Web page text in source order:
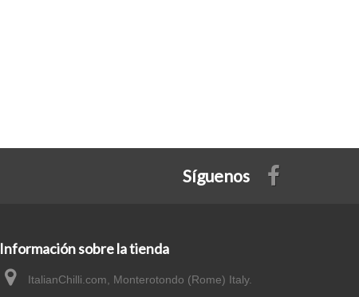
Síguenos
Información sobre la tienda
ItalianChilli.com, Monterotondo (Rome) Italy.